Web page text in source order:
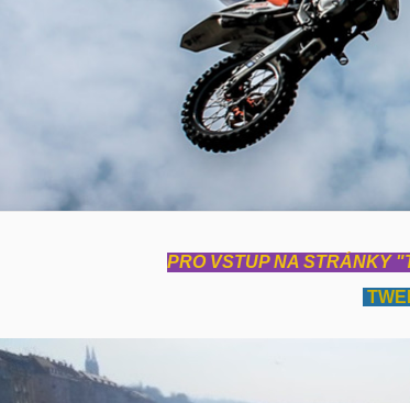
PRO VSTUP NA STRÁNKY